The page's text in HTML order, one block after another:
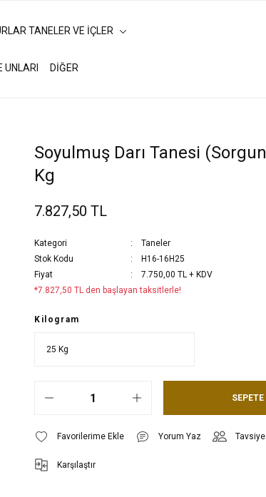
TANELER VE İÇLER
UNLARI DİĞER
Soyulmuş Darı Tanesi
Kg
7.827,50 TL
Kategori
Taneler
Stok Kodu
H16-16H25
Fiyat
7.750,00 TL + KDV
*7.827,50 TL den başlayan taksitlerle!
Kilogram
SEPETE
Yorum Yaz
Karşılaştır